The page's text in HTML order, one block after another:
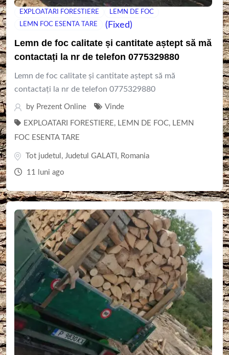
EXPLOATARI FORESTIERE
LEMN DE FOC
LEMN FOC ESENTA TARE
(Fixed)
Lemn de foc calitate și cantitate aștept să mă
contactați la nr de telefon 0775329880
Lemn de foc calitate și cantitate aștept să mă
contactați la nr de telefon 0775329880
by Prezent Online Vinde
EXPLOATARI FORESTIERE , LEMN DE FOC, LEMN
FOC ESENTA TARE
Tot judetul , Judetul GALATI , Romania
11 luni ago